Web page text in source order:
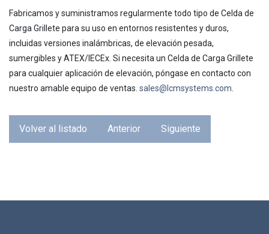
Fabricamos y suministramos regularmente todo tipo de Celda de
Carga Grillete para su uso en entornos resistentes y duros,
incluidas versiones inalámbricas, de elevación pesada,
sumergibles y ATEX/IECEx. Si necesita un Celda de Carga Grillete
para cualquier aplicación de elevación, póngase en contacto con
nuestro amable equipo de ventas. sales@lcmsystems.com
Volver al listado Anterior Siguiente